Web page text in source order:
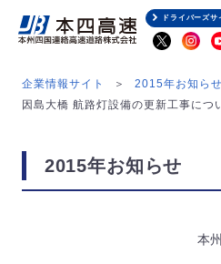
ドライバーズサ
企業情報サイト
2015年お知らせ
因島大橋 航路灯設備の更新工事につ
2015年お知らせ
本